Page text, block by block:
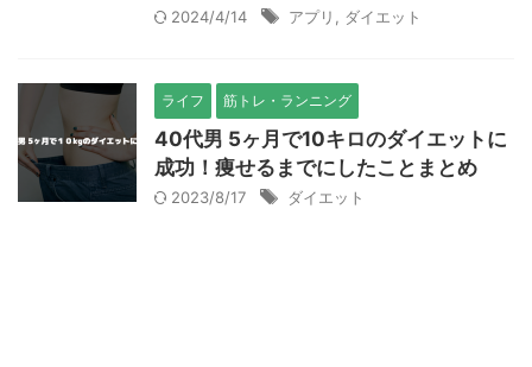
2024/4/14 アプリ ダイエット
ライフ 筋トレ・ランニング
40代男 5ヶ月で10キロのダイエットに
成功！痩せるまでにしたことまとめ
2023/8/17 ダイエット